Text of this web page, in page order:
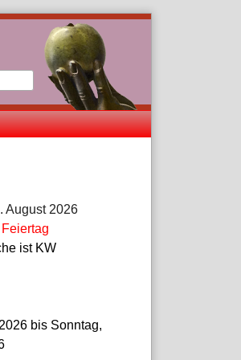
August 2026
ist KW
bis Sonntag,